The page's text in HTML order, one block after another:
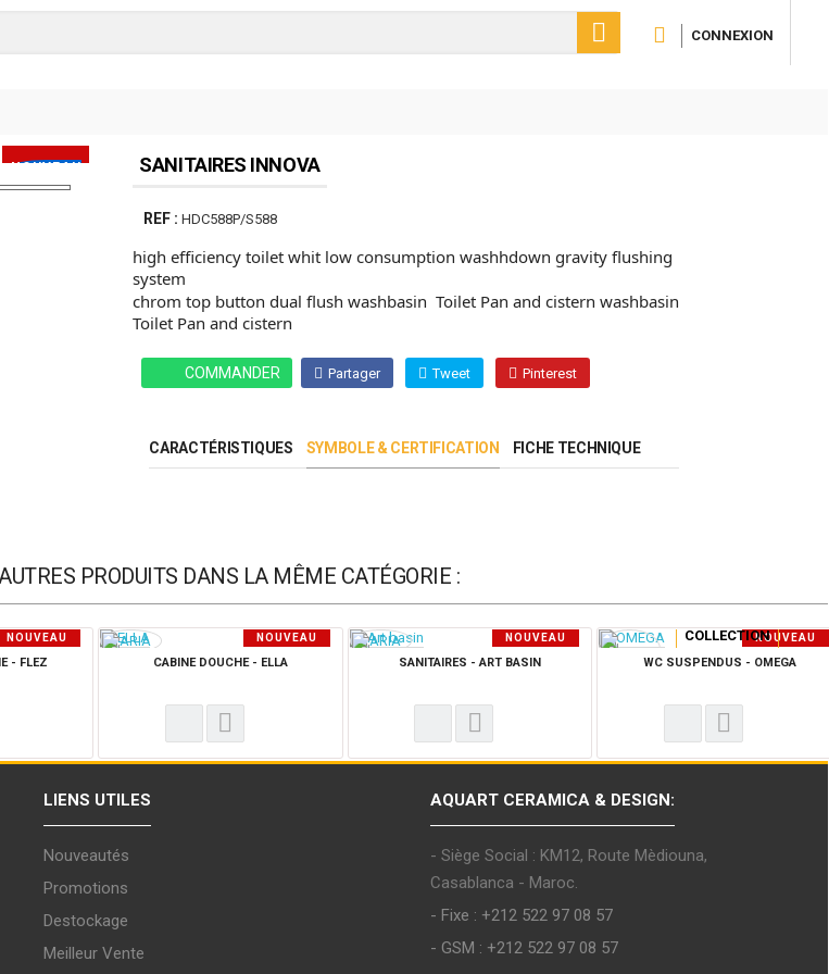
 CONNEXION
NOUVEAU SANITAIRES INNOVA
REF : HDC588P/S588
high efficiency toilet whit low consumption washhdown gravity flushing
system
chrom top button dual flush washbasin Toilet Pan and cistern washbasin
Toilet Pan and cistern
COMMANDER Partager Tweet Pinterest
CARACTÉRISTIQUES SYMBOLE & CERTIFICATION FICHE TECHNIQUE
PRODUITS DANS LA MÊME CATÉGORIE :
NOUVEAU
- FLEZ
NOUVEAU
CABINE DOUCHE - ELLA
NOUVEAU
SANITAIRES - ART BASIN
NOUVEAU
COLLECTION
WC SUSPENDUS - OMEGA
LIENS UTILES
Nouveautés
Promotions
Destockage
Meilleur Vente
AQUART CERAMICA & DESIGN:
- Siège Social : KM12, Route Mèdiouna,
Casablanca - Maroc.
- Fixe : +212 522 97 08 57
- GSM : +212 522 97 08 57